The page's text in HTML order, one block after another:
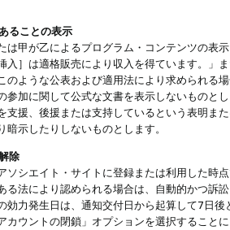
ることの表示
は甲が乙によるプログラム・コンテンツの表
入］は適格販売により収入を得ています。」
のような公表および適用法により求められる
参加に関して公式な文書を表示しないもの
支援、後援または支持しているという表明ま
示したりしないものとします。
除
ソシエイト・サイトに登録または利用した時
る法により認められる場合は、自動的かつ訴
効力発生日は、通知交付日から起算して7日
カウントの閉鎖」オプションを選択するこ